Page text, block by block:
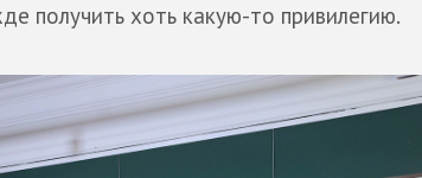
получить хоть какую-то привилегию.